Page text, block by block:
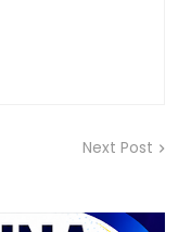
Next Post